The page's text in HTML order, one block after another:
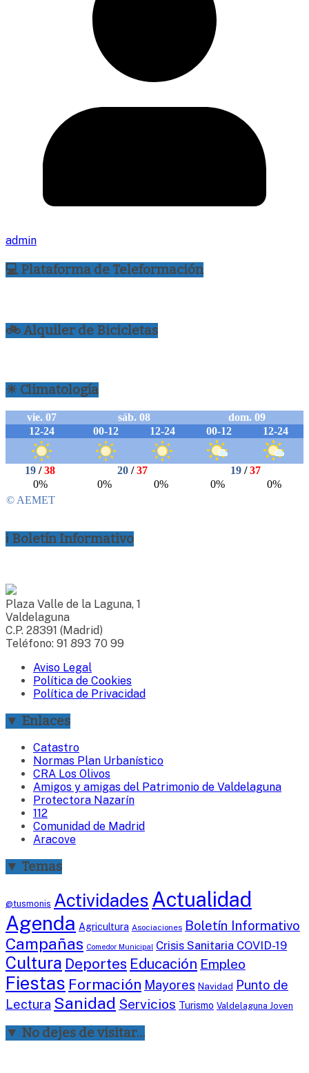
admin
💻 Plataforma de Teleformación
🚲 Alquiler de Bicicletas
☀ Climatología
ℹ Boletín Informativo
Plaza Valle de la Laguna, 1
Valdelaguna
C.P. 28391 (Madrid)
Teléfono: 91 893 70 99
Aviso Legal
Política de Cookies
Política de Privacidad
▼ Enlaces
Catastro
Normas Plan Urbanístico
CRA Los Olivos
Amigos y amigas del Patrimonio de Valdelaguna
Protectora Nazarín
112
Comunidad de Madrid
Aracove
▼ Temas
@tusmonis ActividadesActualidad
Agenda Agricultura Asociaciones Boletín Informativo
Campañas Comedor Municipal Crisis Sanitaria COVID-19
Cultura Deportes Educación Empleo
Fiestas Formación Mayores Navidad Punto de
Lectura Sanidad Servicios Turismo Valdelaguna Joven
▼ No dejes de visitar…